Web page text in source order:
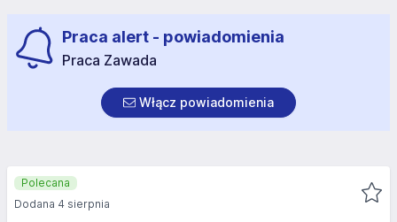
Praca alert - powiadomienia
Praca Zawada
Włącz powiadomienia
Polecana
Dodana 4 sierpnia